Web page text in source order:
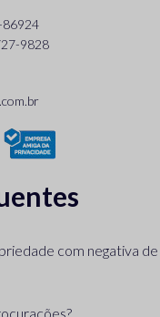
86924
9828
com negativa de